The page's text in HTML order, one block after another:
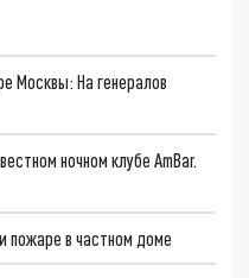
Москвы: На генералов
ночном клубе AmBar.
пожаре в частном доме